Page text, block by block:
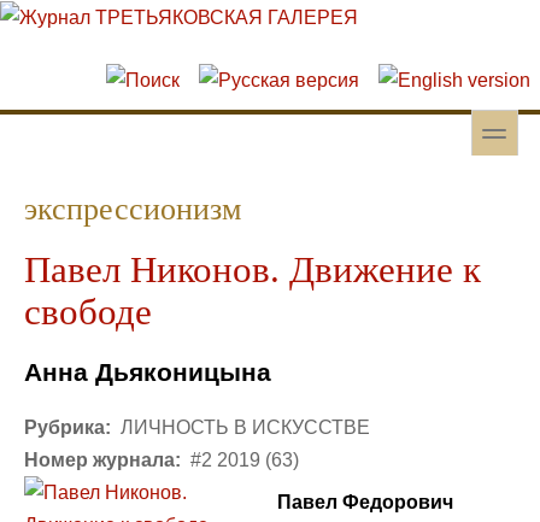
Перейти к основному содержанию
Skip to search
toggle
экспрессионизм
Павел Никонов. Движение к
свободе
Анна Дьяконицына
Рубрика: ЛИЧНОСТЬ В ИСКУССТВЕ
Номер журнала: #2 2019 (63)
Павел Федорович